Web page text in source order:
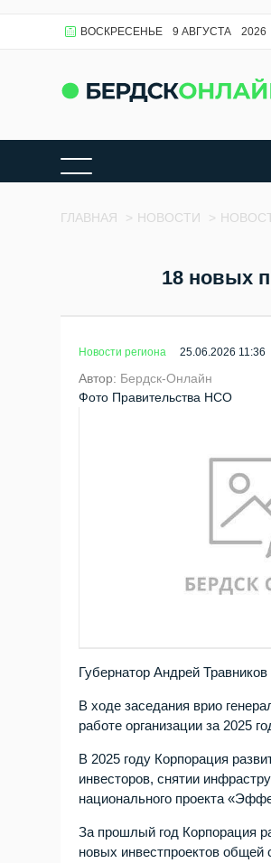
ВОСКРЕСЕНЬЕ 9 АВГУСТА 2026
ГЛАВНАЯ > НОВОСТИ >
18 новых
Новости региона 25.06.2026 11:36
Автор: Бердск-Онлайн
Фото Правительства НСО
Губернатор Андрей
В ходе заседания врио
работе организации за 2025
В 2025 году Корпорация
инвесторов, снятии
национального проекта
За прошлый год Корпорация
новых инвестпроектов общей